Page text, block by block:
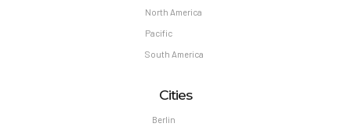
North America
Pacific
South America
Cities
Berlin